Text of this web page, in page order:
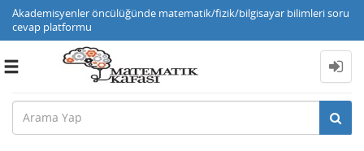
Akademisyenler öncülüğünde matematik/fizik/bilgisayar bilimleri soru
cevap platformu
Toggle